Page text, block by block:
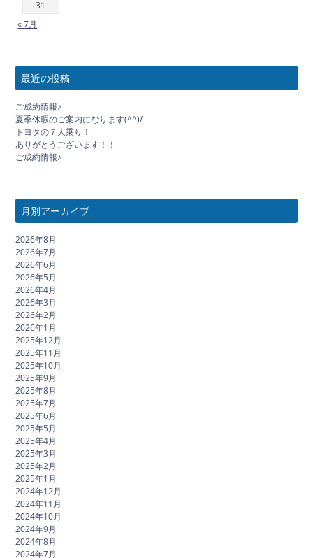
31
« 7月
最近の投稿
ご成約情報♪
夏季休暇のご案内になります(^^)/
トヨタの７人乗り！
ありがとうございます！！
ご成約情報♪
月別アーカイブ
2026年8月
2026年7月
2026年6月
2026年5月
2026年4月
2026年3月
2026年2月
2026年1月
2025年12月
2025年11月
2025年10月
2025年9月
2025年8月
2025年7月
2025年6月
2025年5月
2025年4月
2025年3月
2025年2月
2025年1月
2024年12月
2024年11月
2024年10月
2024年9月
2024年8月
2024年7月